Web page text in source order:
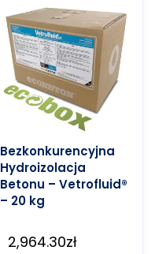
Bezkonkurencyjna
Hydroizolacja
Betonu – Vetrofluid®
– 20 kg
2,964.30zł